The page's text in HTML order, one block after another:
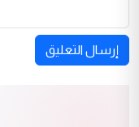
إرسال التعليق